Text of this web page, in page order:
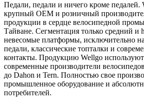
Педали, педали и ничего кроме педалей.
крупный OEM и розничный
продукции в сердце велосипедной
Тайване. Сегментация только средний и
невесомые платформы, исключительно
педали, классические топталки и
контакты. Продукцию Wellgo используют
современные производители
до Dahon и Tern. Полностью свое
промышленное оборудование и
потребителей.